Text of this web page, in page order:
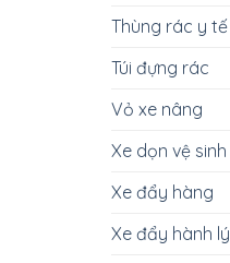
Thùng rác y tế
Túi đựng rác
Vỏ xe nâng
Xe dọn vệ sinh
Xe đẩy hàng
Xe đẩy hành lý